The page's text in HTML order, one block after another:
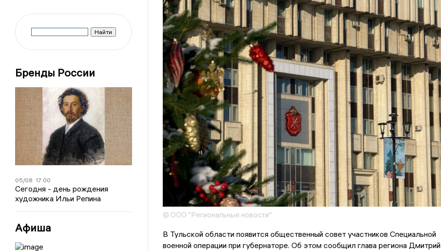
Бренды России
05/08 17:00
Сегодня - день рождения
художника Ильи Репина
Афиша
© ООО "Региональные новости"
В Тульской области появится общественный совет участников Специальной
военной операции при губернаторе. Об этом сообщил глава региона Дмитрий